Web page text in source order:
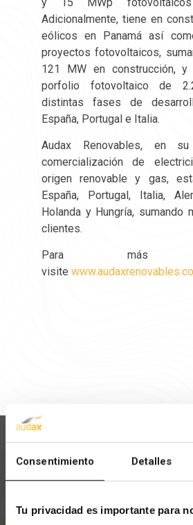
Consentimiento Detalles
Tu privacidad es importante para
Adicionalmente, tiene en
eólicos en Panamá así
proyectos fotovoltaicos,
121 MW en construcción, y
porfolio fotovoltaico de
distintas fases de
España, Portugal e Italia.
Audax Renovables, en
comercialización de
origen renovable y gas,
España, Portugal, Italia,
Holanda y Hungría, sumando
clientes.
Para más
visite
Para más
Ramon Ginés Cañabate